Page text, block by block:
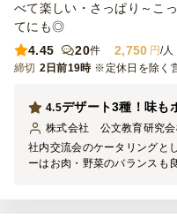
べて楽しい・さっぱり～こ
てにも◎
4.45
20件 2,750 円/人
締切 2日前19時 ※定休日を除く
デザート3種！味も
4.5
株式会社 公文教育研究会
社内交流会のケータリングと
ーはお肉・野菜のバランスも
た。ありがとうございました